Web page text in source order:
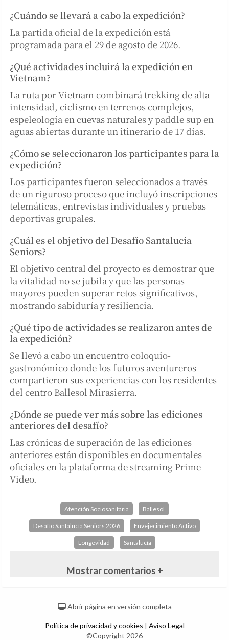
¿Cuándo se llevará a cabo la expedición?
La partida oficial de la expedición está
programada para el 29 de agosto de 2026.
¿Qué actividades incluirá la expedición en
Vietnam?
La ruta por Vietnam combinará trekking de alta
intensidad, ciclismo en terrenos complejos,
espeleología en cuevas naturales y paddle sup en
aguas abiertas durante un itinerario de 17 días.
¿Cómo se seleccionaron los participantes para la
expedición?
Los participantes fueron seleccionados a través
de un riguroso proceso que incluyó inscripciones
telemáticas, entrevistas individuales y pruebas
deportivas grupales.
¿Cuál es el objetivo del Desafío Santalucía
Seniors?
El objetivo central del proyecto es demostrar que
la vitalidad no se jubila y que las personas
mayores pueden superar retos significativos,
mostrando sabiduría y resiliencia.
¿Qué tipo de actividades se realizaron antes de
la expedición?
Se llevó a cabo un encuentro coloquio-
gastronómico donde los futuros aventureros
compartieron sus experiencias con los residentes
del centro Ballesol Mirasierra.
¿Dónde se puede ver más sobre las ediciones
anteriores del desafío?
Las crónicas de superación de las ediciones
anteriores están disponibles en documentales
oficiales en la plataforma de streaming Prime
Video.
Atención Sociosanitaria Ballesol
Desafío Santalucía Seniors 2026 Envejecimiento Activo
Longevidad Santalucía
Mostrar comentarios +
Abrir página en versión completa
Política de privacidad y cookies | Aviso Legal
©Copyright 2026